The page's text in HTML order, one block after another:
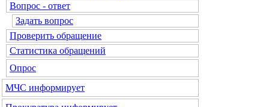
Вопрос - ответ
Задать вопрос
Проверить обращение
Статистика обращений
Опрос
МЧС информирует